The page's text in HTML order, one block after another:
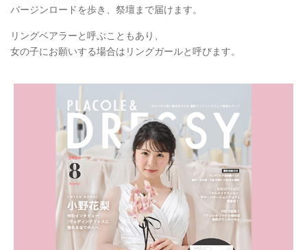
バージンロードを歩き、祭壇まで届けます。
リングベアラーと呼ぶこともあり、
女の子にお願いする場合はリングガールと呼びます。